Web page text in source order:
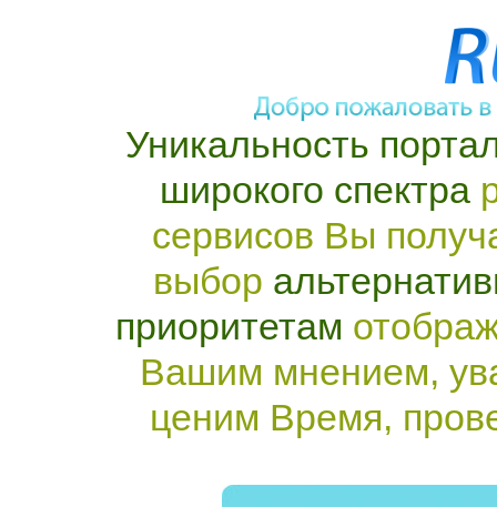
Уникальность
широкого спектра
сервисов Вы
выбор
приоритетам
Вашим мнением,
ценим Время,